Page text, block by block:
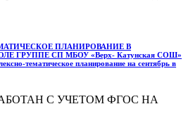
ПЛАНИРОВАНИЕ В
ГРУППЕ СП МБОУ «Верх- Катунская СОШ»
тематическое планирование на сентябрь в
С УЧЕТОМ ФГОС НА